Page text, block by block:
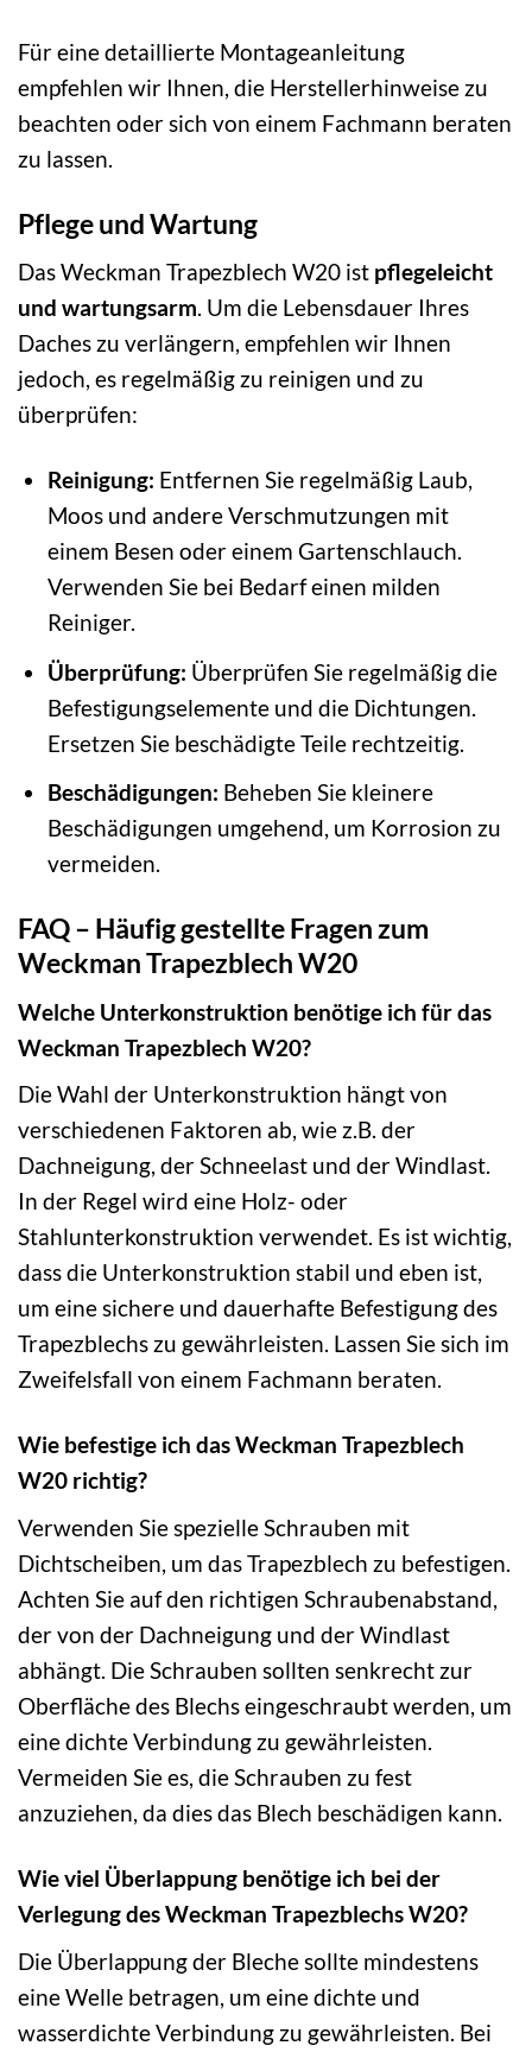
Für eine detaillierte Montageanleitung
empfehlen wir Ihnen, die Herstellerhinweise zu
beachten oder sich von einem Fachmann beraten
zu lassen.
Pflege und Wartung
Das Weckman Trapezblech W20 ist pflegeleicht
und wartungsarm. Um die Lebensdauer Ihres
Daches zu verlängern, empfehlen wir Ihnen
jedoch, es regelmäßig zu reinigen und zu
überprüfen:
Reinigung: Entfernen Sie regelmäßig Laub,
Moos und andere Verschmutzungen mit
einem Besen oder einem Gartenschlauch.
Verwenden Sie bei Bedarf einen milden
Reiniger.
Überprüfung: Überprüfen Sie regelmäßig die
Befestigungselemente und die Dichtungen.
Ersetzen Sie beschädigte Teile rechtzeitig.
Beschädigungen: Beheben Sie kleinere
Beschädigungen umgehend, um Korrosion zu
vermeiden.
FAQ – Häufig gestellte Fragen zum
Weckman Trapezblech W20
Welche Unterkonstruktion benötige ich für das
Weckman Trapezblech W20?
Die Wahl der Unterkonstruktion hängt von
verschiedenen Faktoren ab, wie z.B. der
Dachneigung, der Schneelast und der Windlast.
In der Regel wird eine Holz- oder
Stahlunterkonstruktion verwendet. Es ist wichtig,
dass die Unterkonstruktion stabil und eben ist,
um eine sichere und dauerhafte Befestigung des
Trapezblechs zu gewährleisten. Lassen Sie sich im
Zweifelsfall von einem Fachmann beraten.
Wie befestige ich das Weckman Trapezblech
W20 richtig?
Verwenden Sie spezielle Schrauben mit
Dichtscheiben, um das Trapezblech zu befestigen.
Achten Sie auf den richtigen Schraubenabstand,
der von der Dachneigung und der Windlast
abhängt. Die Schrauben sollten senkrecht zur
Oberfläche des Blechs eingeschraubt werden, um
eine dichte Verbindung zu gewährleisten.
Vermeiden Sie es, die Schrauben zu fest
anzuziehen, da dies das Blech beschädigen kann.
Wie viel Überlappung benötige ich bei der
Verlegung des Weckman Trapezblechs W20?
Die Überlappung der Bleche sollte mindestens
eine Welle betragen, um eine dichte und
wasserdichte Verbindung zu gewährleisten. Bei